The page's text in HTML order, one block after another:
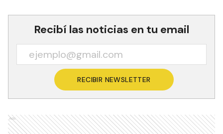
Recibí las noticias en tu email
RECIBIR NEWSLETTER
Ads